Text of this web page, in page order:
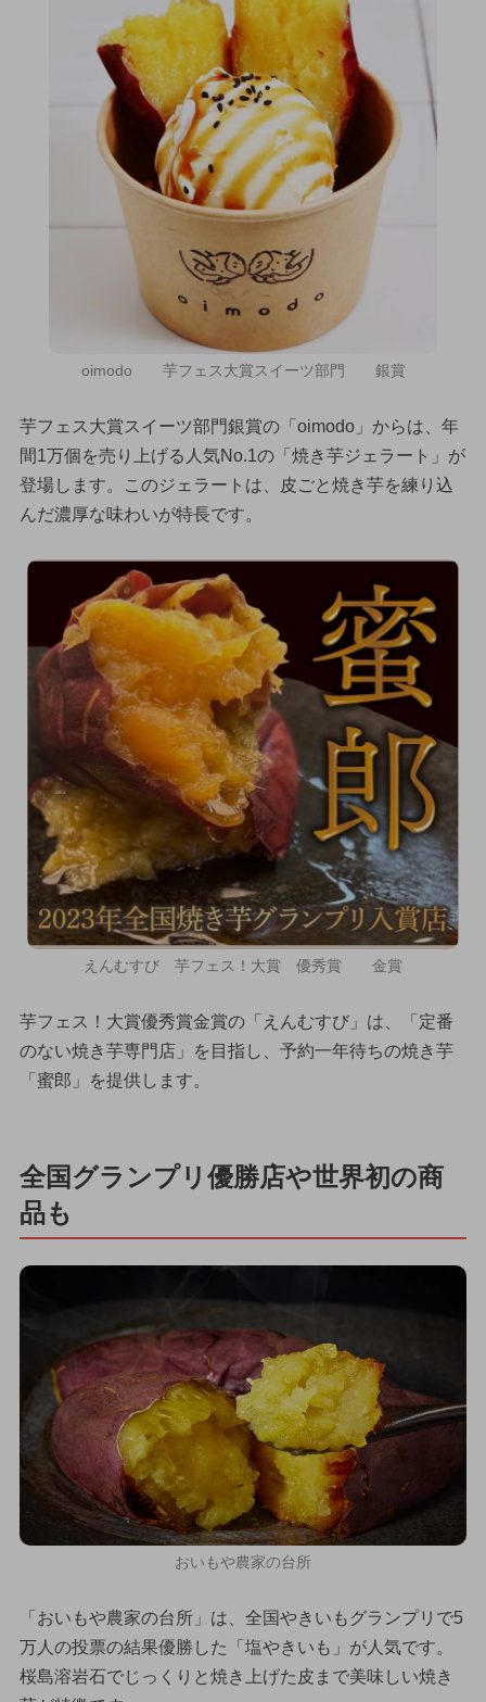
oimodo 芋フェス大賞スイーツ部門 銀賞
芋フェス大賞スイーツ部門銀賞の「oimodo」からは、年
間1万個を売り上げる人気No.1の「焼き芋ジェラート」が
登場します。このジェラートは、皮ごと焼き芋を練り込
んだ濃厚な味わいが特長です。
えんむすび 芋フェス！大賞 優秀賞 金賞
芋フェス！大賞優秀賞金賞の「えんむすび」は、「定番
のない焼き芋専門店」を目指し、予約一年待ちの焼き芋
「蜜郎」を提供します。
全国グランプリ優勝店や世界初の商
品も
おいもや農家の台所
「おいもや農家の台所」は、全国やきいもグランプリで5
万人の投票の結果優勝した「塩やきいも」が人気です。
桜島溶岩石でじっくりと焼き上げた皮まで美味しい焼き